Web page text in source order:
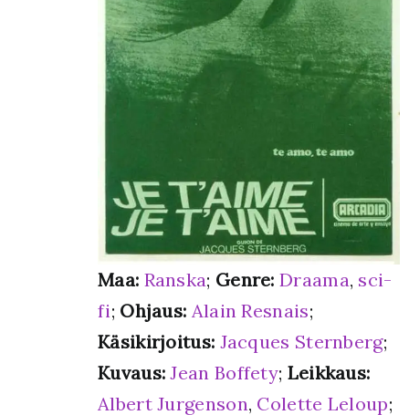
Maa: Ranska; Genre: Draama, sci-
fi; Ohjaus: Alain Resnais;
Käsikirjoitus: Jacques Sternberg;
Kuvaus: Jean Boffety; Leikkaus:
Albert Jurgenson, Colette Leloup;